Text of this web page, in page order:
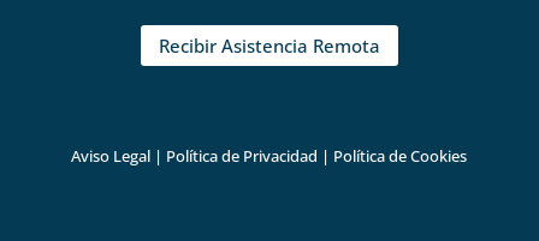
Recibir Asistencia Remota
Aviso Legal | Política de Privacidad | Política de Cookies